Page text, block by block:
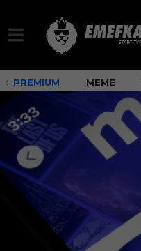
PREMIUM MEME